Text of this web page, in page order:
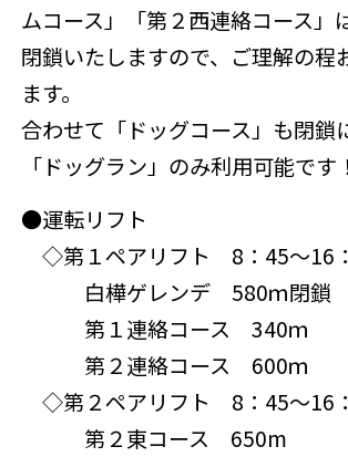
ムコース」「第２西連絡コース」
閉鎖いたしますので、ご理解の程
ます。
合わせて「ドッグコース」も閉鎖
「ドッグラン」のみ利用可能です
●運転リフト
◇第１ペアリフト 8：45～16
白樺ゲレンデ 580ｍ閉鎖
第１連絡コース 340ｍ
第２連絡コース 600ｍ
◇第２ペアリフト 8：45～16
第２東コース 650m
English